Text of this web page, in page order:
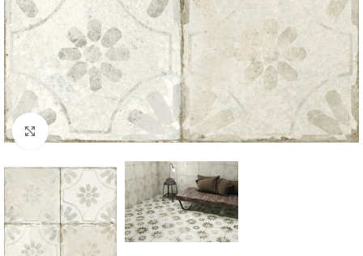
Kliknij aby powiększyć